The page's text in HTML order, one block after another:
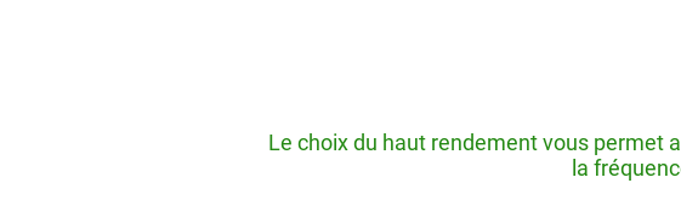
Le choix du haut rendement vous permet
la